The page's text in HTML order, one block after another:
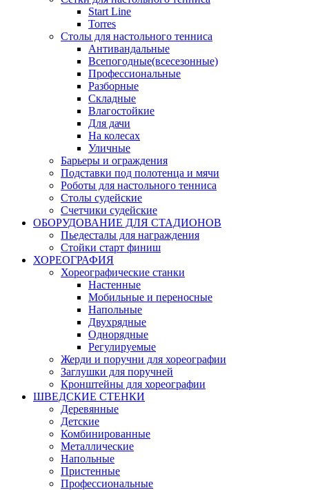
Start Line
Torres
Столы для настольного тенниса
Антивандальные
Всепогодные(всесезонные)
Профессиональные
Разборные
Складные
Влагостойкие
Для дачи
На колесах
Уличные
Барьеры и ограждения
Подставки под полотенца и мячи
Роботы для настольного тенниса
Столы судейские
Счетчики судейские
ОБОРУДОВАНИЕ ДЛЯ СТАДИОНОВ
Пьедесталы для награждения
Стойки старт финиш
ХОРЕОГРАФИЯ
Хореографические станки
Настенные
Мобильные и переносные
Напольные
Двухрядные
Однорядные
Регулируемые
Жерди и поручни для хореографии
Заглушки для поручней
Кронштейны для хореографии
ШВЕДСКИЕ СТЕНКИ
Деревянные
Детские
Комбинированные
Металлические
Напольные
Пристенные
Профессиональные